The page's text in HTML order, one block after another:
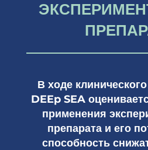
В ходе
DEEp SEA
применения
препарата и его
способность